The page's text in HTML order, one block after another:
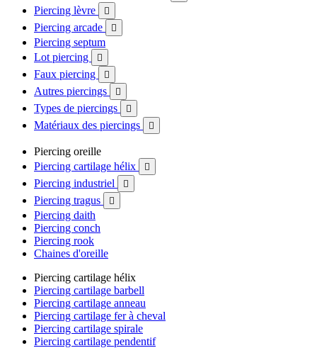
Piercing lèvre 
Piercing arcade 
Piercing septum
Lot piercing

Faux piercing 
Autres piercings 
Types de piercings 
Matériaux des piercings 
Piercing oreille
Piercing cartilage hélix

Piercing industriel 
Piercing tragus 
Piercing daith
Piercing conch
Piercing rook
Chaines d'oreille
Piercing cartilage hélix
Piercing cartilage barbell
Piercing cartilage anneau
Piercing cartilage fer à cheval
Piercing cartilage spirale
Piercing cartilage pendentif